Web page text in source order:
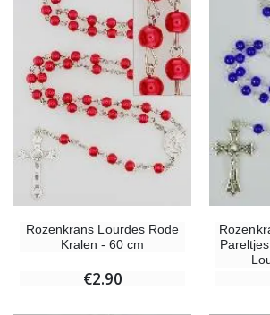
Rozenkrans Lourdes Rode
Kralen - 60 cm
€2.90